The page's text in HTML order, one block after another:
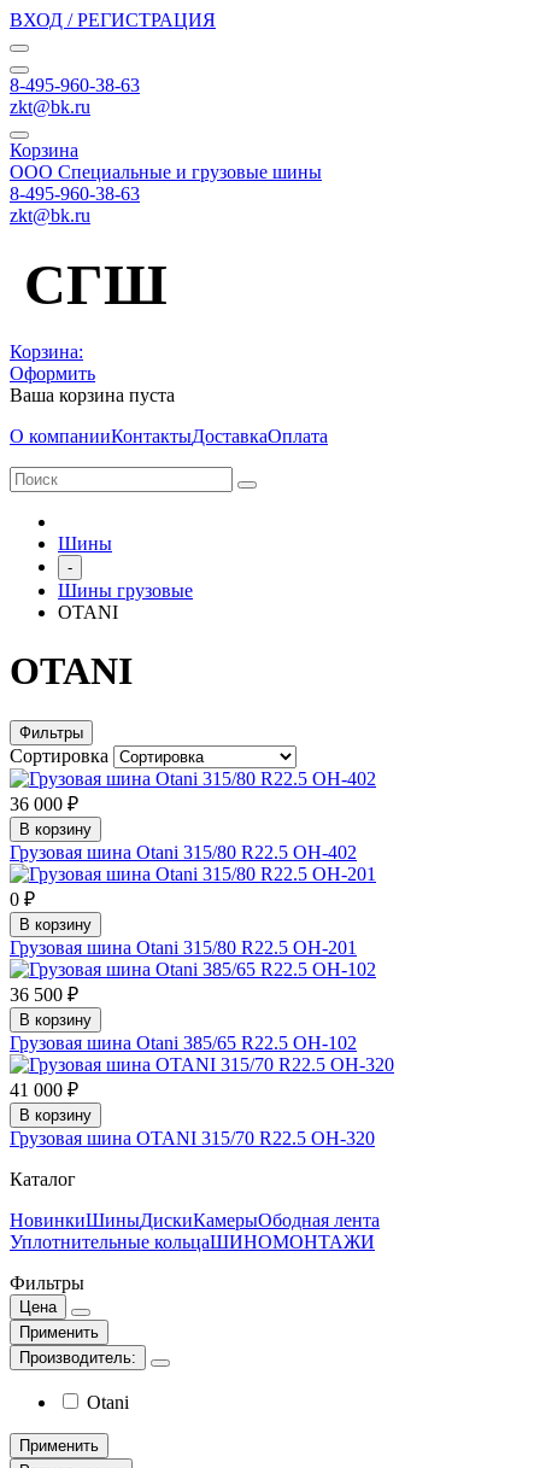
ВХОД / РЕГИСТРАЦИЯ
8-495-960-38-63
zkt@bk.ru
Корзина
ООО Специальные и грузовые шины
8-495-960-38-63
zkt@bk.ru
СГШ
Корзина:
Оформить
Ваша корзина пуста
О компанииКонтактыДоставкаОплата
Шины
-
Шины грузовые
OTANI
OTANI
Фильтры
Сортировка
36 000 ₽
В корзину
Грузовая шина Otani 315/80 R22.5 OH-402
0 ₽
В корзину
Грузовая шина Otani 315/80 R22.5 OH-201
36 500 ₽
В корзину
Грузовая шина Otani 385/65 R22.5 OH-102
41 000 ₽
В корзину
Грузовая шина OTANI 315/70 R22.5 OH-320
Каталог
НовинкиШиныДискиКамерыОбодная лента
Уплотнительные кольцаШИНОМОНТАЖИ
Фильтры
Цена
Применить
Производитель:
Otani
Применить